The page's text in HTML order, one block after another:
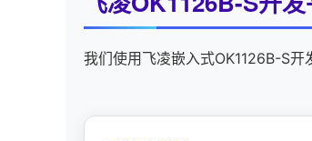
我们使用 飞凌嵌入式OK1126B-S开